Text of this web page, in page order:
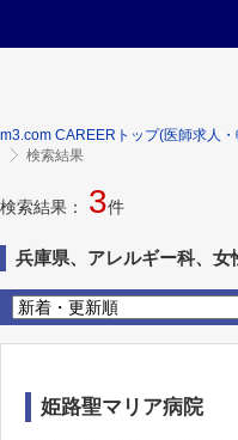
m3.com CAREERトップ(医師求人
検索結果
検索結果： 3件
兵庫県、アレルギー科、
姫路聖マリア病院